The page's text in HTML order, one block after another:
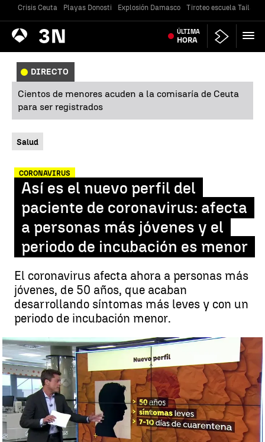
Crisis Ceuta Playas Donosti Explosión Damasco Tiroteo escuela
Antena
3 Noticias ÚLTIMA
HORA
DIRECTO
Cientos de menores acuden a la comisaría de Ceuta
para ser registrados
Salud
CORONAVIRUS
Así es el nuevo perfil del
paciente de coronavirus: afecta
a personas más jóvenes y el
periodo de incubación es menor
El coronavirus afecta ahora a personas más
jóvenes, de 50 años, que acaban
desarrollando síntomas más leves y con un
periodo de incubación menor.
Así es el nuevo perfil del paciente de coronavirus: afecta a personas
más jóvenes y el periodo de incubación es menor |
Antena 3
Noticias